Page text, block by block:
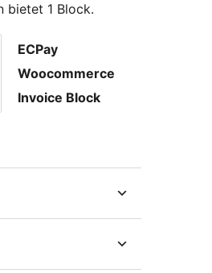
bietet 1 Block.
ECPay
Woocommerce
Invoice Block